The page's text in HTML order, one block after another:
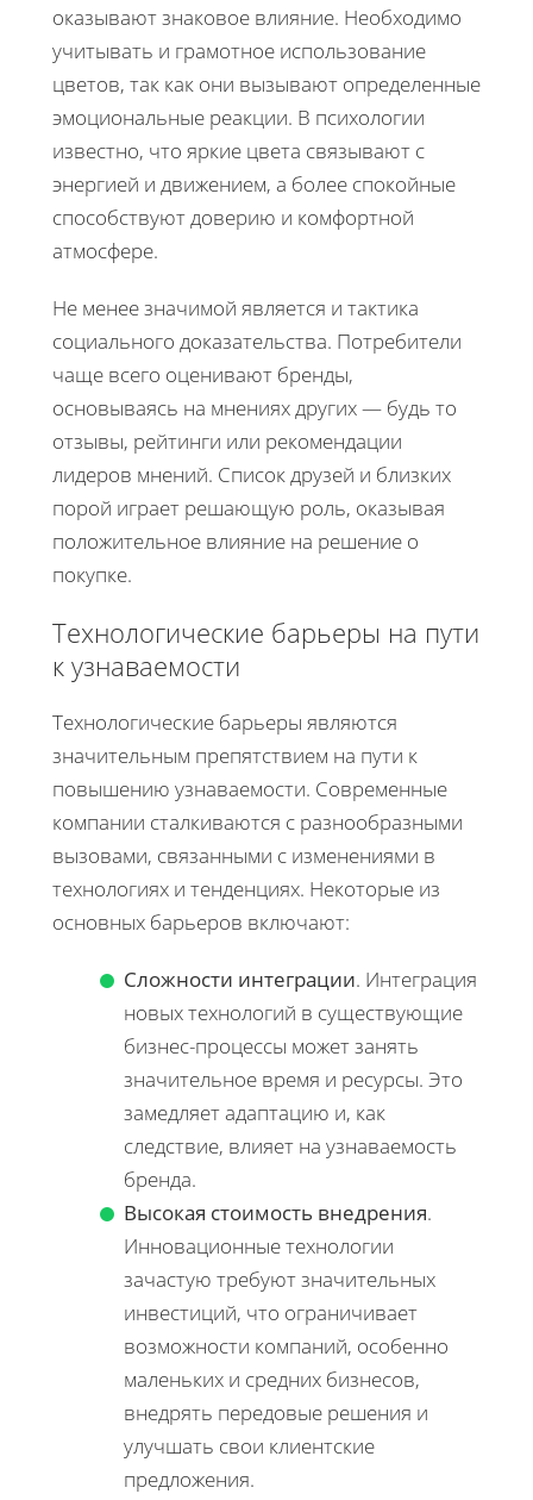
оказывают знаковое влияние. Необходимо
учитывать и грамотное использование
цветов, так как они вызывают определенные
эмоциональные реакции. В психологии
известно, что яркие цвета связывают с
энергией и движением, а более спокойные
способствуют доверию и комфортной
атмосфере.
Не менее значимой является и тактика
социального доказательства. Потребители
чаще всего оценивают бренды,
основываясь на мнениях других — будь то
отзывы, рейтинги или рекомендации
лидеров мнений. Список друзей и близких
порой играет решающую роль, оказывая
положительное влияние на решение о
покупке.
Технологические барьеры на пути
к узнаваемости
Технологические барьеры являются
значительным препятствием на пути к
повышению узнаваемости. Современные
компании сталкиваются с разнообразными
вызовами, связанными с изменениями в
технологиях и тенденциях. Некоторые из
основных барьеров включают:
Сложности интеграции. Интеграция
новых технологий в существующие
бизнес-процессы может занять
значительное время и ресурсы. Это
замедляет адаптацию и, как
следствие, влияет на узнаваемость
бренда.
Высокая стоимость внедрения.
Инновационные технологии
зачастую требуют значительных
инвестиций, что ограничивает
возможности компаний, особенно
маленьких и средних бизнесов,
внедрять передовые решения и
улучшать свои клиентские
предложения.